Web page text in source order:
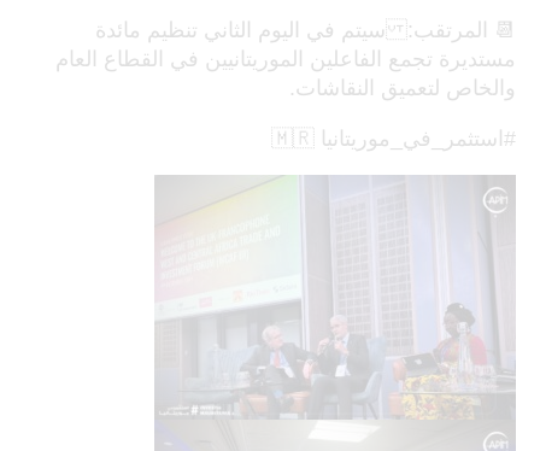
📆 المرتقب: سيتم في اليوم الثاني تنظيم مائدة
مستديرة تجمع الفاعلين الموريتانيين في القطاع العام
والخاص لتعميق النقاشات.
#استثمر_في_موريتانيا 🇲🇷